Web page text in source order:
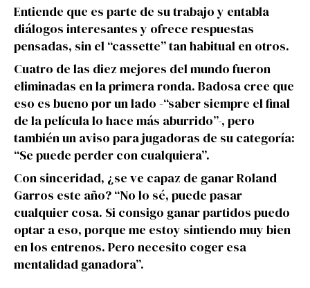
Entiende que es parte de su trabajo y entabla
diálogos interesantes y ofrece respuestas
pensadas, sin el “cassette” tan habitual en otros.
Cuatro de las diez mejores del mundo fueron
eliminadas en la primera ronda. Badosa cree que
eso es bueno por un lado -“saber siempre el final
de la película lo hace más aburrido”-, pero
también un aviso para jugadoras de su categoría:
“Se puede perder con cualquiera”.
Con sinceridad, ¿se ve capaz de ganar Roland
Garros este año? “No lo sé, puede pasar
cualquier cosa. Si consigo ganar partidos puedo
optar a eso, porque me estoy sintiendo muy bien
en los entrenos. Pero necesito coger esa
mentalidad ganadora”.